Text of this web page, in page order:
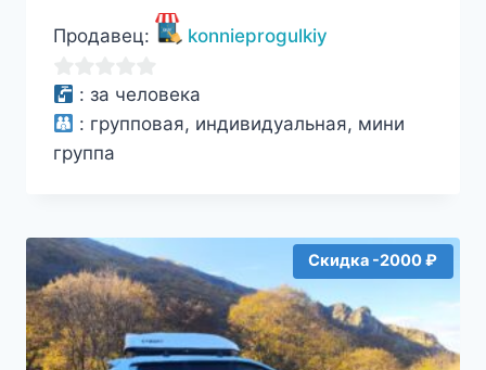
составляла4500₽.
Продавец: konnieprogulkiy
0
из
5
: за человека
: групповая, индивидуальная, мини
группа
Скидка -2000 ₽